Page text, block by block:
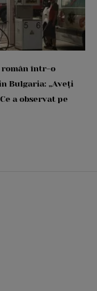
român într-o
Bulgaria: „Aveți
a observat pe